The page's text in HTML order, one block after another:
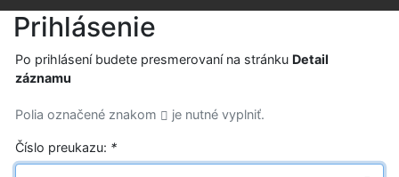
Prihlásenie
Po prihlásení budete presmerovaní na stránku Detail
záznamu
Polia označené znakom je nutné vyplniť.
Číslo preukazu: *